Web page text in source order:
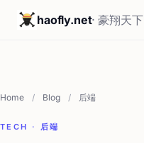
haofly.net· 豪翔天下
Home / Blog / 后端
TECH · 后端